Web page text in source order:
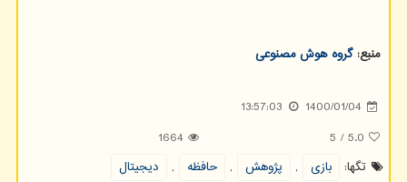
منبع:گروه هوش مصنوعی
1400/01/04
13:57:03
5.0
/
5
1664
تگها:
بازی , پژوهش , حافظه ,
دیجیتال